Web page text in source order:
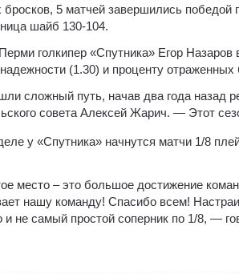
5 матчей завершились
шайб 130-104.
голкипер «Спутника» Егор
(1.30) и проценту отраженных
сложный путь, начав два года назад
совета Алексей Жарич. — Этот
у «Спутника» начнутся матчи 1/8
место – это большое достижение
нашу команду! Спасибо всем!
и не самый простой соперник по 1/8, —